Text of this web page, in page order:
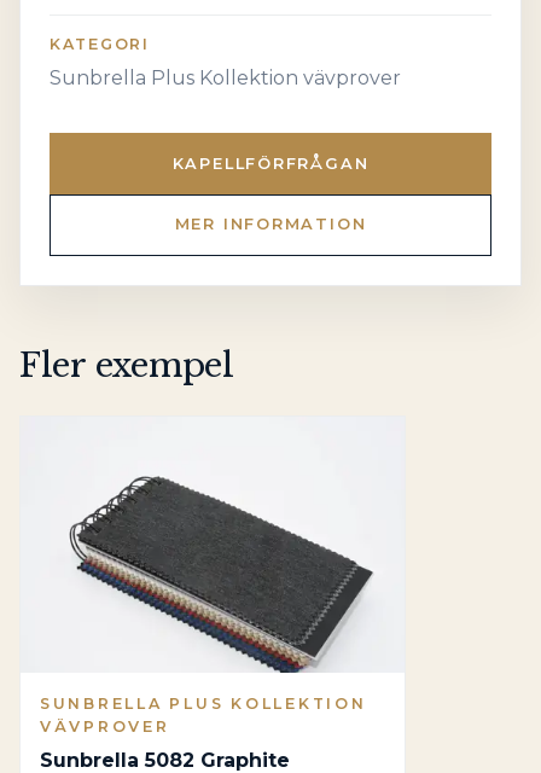
KATEGORI
Sunbrella Plus Kollektion vävprover
KAPELLFÖRFRÅGAN
MER INFORMATION
Fler exempel
SUNBRELLA PLUS KOLLEKTION
VÄVPROVER
Sunbrella 5082 Graphite